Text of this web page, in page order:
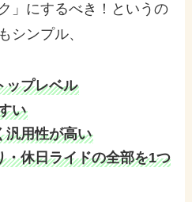
」にするべき！というの
シンプル、
ップレベル
い
汎用性が高い
・休日ライドの全部を1つ